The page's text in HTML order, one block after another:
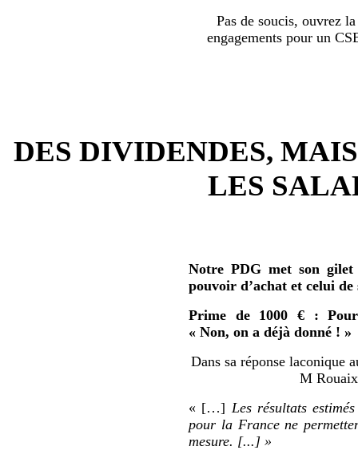
Pas de soucis, ouvrez
engagements pour un
DES DIVIDENDES,
LES
Notre PDG met son
pouvoir d’achat et celui de
Prime de 1000 € :
« Non, on a déjà donné ! »
Dans sa réponse laconique
M
« […] Les résultats
pour la France ne
mesure. [...] »